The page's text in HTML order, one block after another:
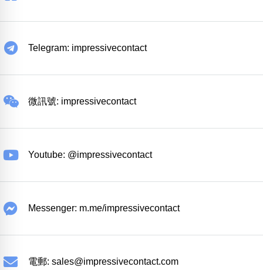
Telegram: impressivecontact
微訊號: impressivecontact
Youtube: @impressivecontact
Messenger: m.me/impressivecontact
電郵: sales@impressivecontact.com